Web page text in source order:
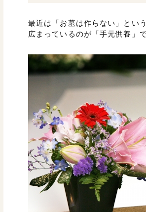
最近は「お墓は作らない」とい
広まっているのが「手元供養」で